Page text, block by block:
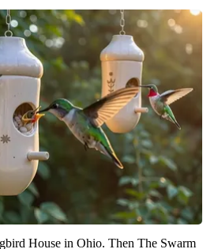
House in Ohio. Then The Swarm